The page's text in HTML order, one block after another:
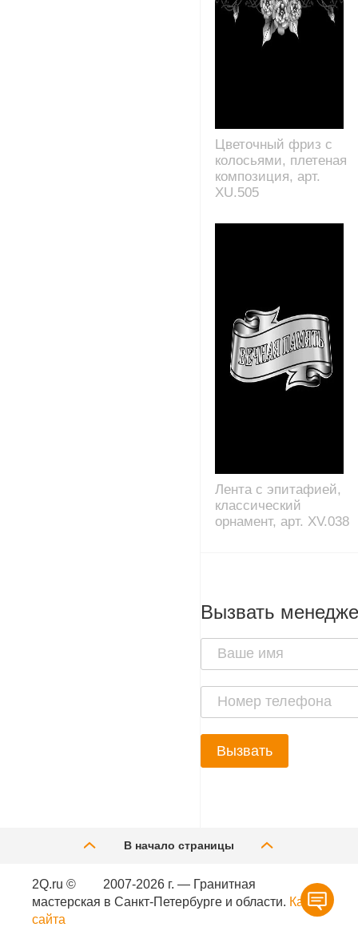
Цветочный фриз с
колосьями, плетеная
композиция, арт.
XU.505
Лента с эпитафией,
классический
орнамент, арт. XV.038
Вызвать
Вызвать
В начало страницы
2Q.ru ©
2007-2026 г. — Гранитная
мастерская в Санкт-Петербурге и области. Карта
сайта